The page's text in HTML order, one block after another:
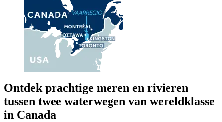
Ontdek prachtige meren en rivieren
tussen twee waterwegen van wereldklasse
in Canada